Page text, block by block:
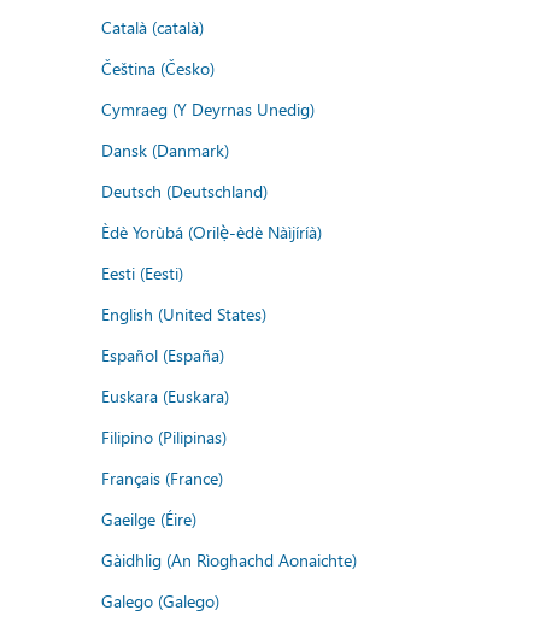
Català (català)
Čeština (Česko)
Cymraeg (Y Deyrnas Unedig)
Dansk (Danmark)
Deutsch (Deutschland)
Èdè Yorùbá (Orilẹ̀-èdè Nàìjíríà)
Eesti (Eesti)
English (United States)
Español (España)
Euskara (Euskara)
Filipino (Pilipinas)
Français (France)
Gaeilge (Éire)
Gàidhlig (An Rìoghachd Aonaichte)
Galego (Galego)